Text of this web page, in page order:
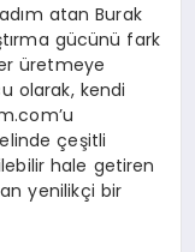
atan Burak
gücünü fark
üretmeye
olarak, kendi
çeşitli
hale getiren
yenilikçi bir